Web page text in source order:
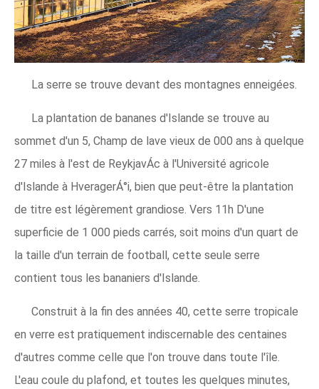
La serre se trouve devant des montagnes enneigées.
La plantation de bananes d'Islande se trouve au
sommet d'un 5, Champ de lave vieux de 000 ans à quelque
27 miles à l'est de ReykjavÁc à l'Université agricole
d'Islande à HveragerÁ°i, bien que peut-être la plantation
de titre est légèrement grandiose. Vers 11h D'une
superficie de 1 000 pieds carrés, soit moins d'un quart de
la taille d'un terrain de football, cette seule serre
contient tous les bananiers d'Islande.
Construit à la fin des années 40, cette serre tropicale
en verre est pratiquement indiscernable des centaines
d'autres comme celle que l'on trouve dans toute l'île.
L'eau coule du plafond, et toutes les quelques minutes,